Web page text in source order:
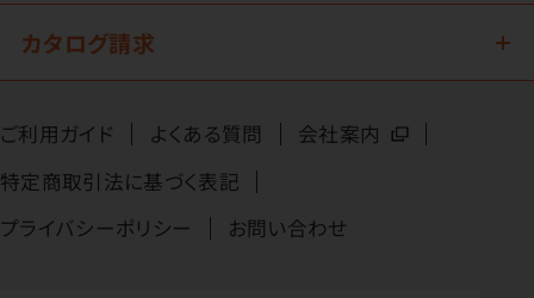
カタログ請求
ご利用ガイド よくある質問
会社案内
特定商取引法に基づく表記
プライバシーポリシー
お問い合わせ